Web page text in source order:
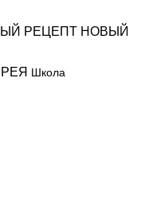
РЕЦЕПТ НОВЫЙ
Школа